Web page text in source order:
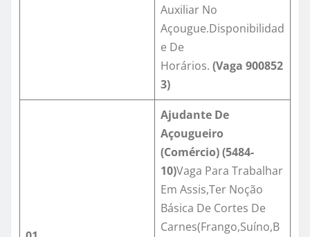
Auxiliar No
Açougue.Disponibilidad
e De
Horários. (Vaga 900852
3)
Ajudante De
Açougueiro
(Comércio) (5484-
10)Vaga Para Trabalhar
Em Assis,Ter Noção
Básica De Cortes De
Carnes(Frango,Suíno,B